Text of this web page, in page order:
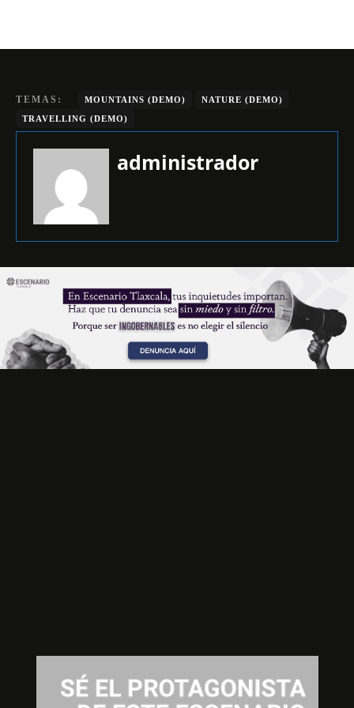
TEMAS: MOUNTAINS (DEMO)
NATURE (DEMO)
TRAVELLING (DEMO)
administrador